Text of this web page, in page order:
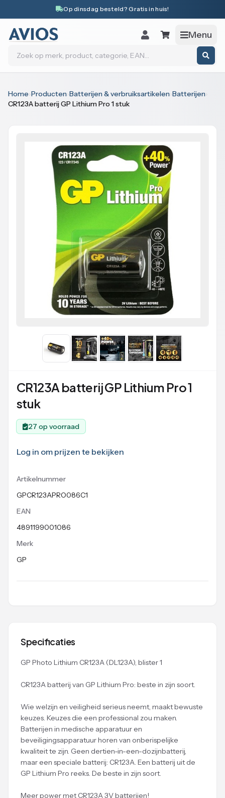
Op dinsdag besteld? Gratis in huis!
Menu
Zoeken
Home›Producten›Batterijen & verbruiksartikelen›Batterijen›
CR123A batterij GP Lithium Pro 1 stuk
CR123A batterij GP Lithium Pro 1
stuk
27 op voorraad
Log in om prijzen te bekijken
Artikelnummer
GPCR123APRO086C1
EAN
4891199001086
Merk
GP
Specificaties
GP Photo Lithium CR123A (DL123A), blister 1
CR123A batterij van GP Lithium Pro: beste in zijn soort.
Wie welzijn en veiligheid serieus neemt, maakt bewuste
keuzes. Keuzes die een professional zou maken.
Batterijen in medische apparatuur en
beveiligingsapparatuur horen van onberispelijke
kwaliteit te zijn. Geen dertien-in-een-dozijnbatterij,
maar een speciale batterij: CR123A. Een batterij uit de
GP Lithium Pro reeks. De beste in zijn soort.
Meer power met CR123A 3V batterijen!